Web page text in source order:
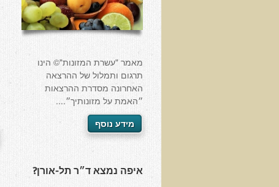
מאמר "עשרת המזונות"© הינו
תרגום ותמלול של ההרצאה
האחרונה מסדרת ההרצאות
״האמת על מזונותיך״....
מידע נוסף
איפה נמצא ד״ר תל-אורן?